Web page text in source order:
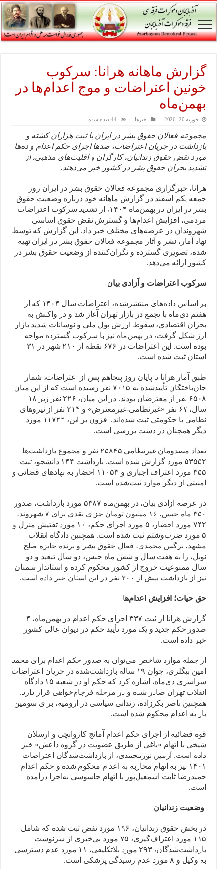
گزارش ماهانه هرانا: سرکوب
خونین اعتراضات و موج اعدام‌ها در
بهمن‌ماه
فوریه 20, 2026 خبرها 44 دیده شده
مجموعه فعالان حقوق بشر در ایران با ثبت هزاران کشته و
بازداشت در جریان اعتراضات، صدها اجرای حکم اعدام و ده‌ها
مورد نقض حقوق زندانیان، کارگران و اقلیت‌های مذهبی، از
تشدید بحران حقوق بشر در کشور خبر می‌دهند.
هرانا، خبرگزاری مجموعه فعالان حقوق بشر در ایران روز
جمعه یکم اسفند در گزارش ماهانه خود درباره وضعیت حقوق
بشر در ایران در بهمن‌ماه ۱۴۰۴، از تشدید سرکوب اعتراضات
مردمی، افزایش اعدام‌ها و گسترش نقض حقوق اساسی
شهروندان در عرصه‌های مختلف خبر داد. این گزارش که توسط
نهاد آمار، نشر و آثار مجموعه فعالان حقوق بشر در ایران تهیه
شده، تصویری گسترده و نگران‌کننده از وضعیت حقوق بشر در
کشور ارائه می‌دهد.
سرکوب اعتراضات و آزادی بیان
بر اساس داده‌های منتشرشده، اعتراضات سال ۱۴۰۴ که از
هفتم دی‌ماه با تجمع در بازار تهران آغاز شد و در واکنش به
بحران اقتصادی، سقوط ارزش پول ملی و نوسانات شدید بازار
ارز شکل گرفت، در بهمن‌ماه نیز با سرکوب گسترده مواجه
بوده است. این اعتراضات در ۶۷۶ نقطه از ۲۱۰ شهر در ۳۱
استان ثبت شده است.
طبق آمار هرانا تا پایان روز پنجاهم پس از اعتراضات، شمار
جان‌باختگان تأییدشده به ۷۰۱۵ نفر رسیده است که از این میان
۶۵۰۸ نفر از معترضان بودند. در این میان، ۲۲۶ نفر زیر ۱۸
سال، ۶۷ نفر «غیرنظامی-غیرمعترض» و ۲۱۴ نفر از نیروهای
نظامی یا حکومتی ثبت شده‌اند. افزون بر این، ۱۱۷۴۴ مورد
دیگر همچنان در دست بررسی است.
تعداد مصدومان غیرنظامی ۲۵۸۴۵ نفر و مجموع بازداشت‌ها
۵۳۵۵۲ مورد گزارش شده است. بازداشت ۱۴۴ دانشجو، ثبت
۳۵۵ مورد اعتراف اجباری و ۱۱۰۵۳ احضار به نهادهای قضائی و
امنیتی از دیگر موارد ثبت‌شده است.
در عرصه آزادی بیان، در بهمن‌ماه ۵۳۸۷ مورد بازداشت، صدور
۳۵۰ ماه حبس، ۱۶ میلیون تومان جزای نقدی برای ۷ شهروند،
۷۴۲ مورد احضار، ۵ مورد اجرای حکم، ۱۰ مورد تفتیش منزل و
۵ مورد ضرب‌وشتم ثبت شده است. همچنین دادگاه انقلاب
مشهد، نرگس محمدی، فعال حقوق بشر و برنده جایزه صلح
نوبل، را به هفت سال و شش ماه حبس، دو سال تبعید و دو
سال ممنوعیت خروج از کشور محکوم کرده و استاندار سمنان
نیز از بازداشت بیش از ۳۰۰ نفر در این استان خبر داده است.
حق حیات؛ افزایش اعدام‌ها
گزارش هرانا از ثبت ۳۳۷ اجرای حکم اعدام در بهمن‌ماه، ۴
صدور حکم جدید و یک مورد تأیید حکم در دیوان عالی کشور
خبر داده است.
از جمله موارد شاخص می‌توان به صدور حکم اعدام برای محمد
امین بیگلری، جوان ۱۹ ساله بازداشت‌شده در جریان اعتراضات
سراسری دی‌ماه، اشاره کرد که حکم او در شعبه ۱۵ دادگاه
انقلاب تهران صادر شده و در مرحله فرجام‌خواهی قرار دارد.
همچنین ناصر بکرزاده، زندانی سیاسی در ارومیه، برای سومین
بار به اعدام محکوم شده است.
قوه قضائیه از اجرای حکم اعدام آمانج کاروانچی و ارسلان
شیخی با اتهام «باغی از طریق عضویت در گروه داعش» خبر
داده است. آرمین نورمحمدی، از بازداشت‌شدگان اعتراضات
۱۴۰۱ نیز به اتهام محاربه به اعدام محکوم شده و حکم اعدام
حمیدرضا ثابت اسمعیل‌پور با اتهام جاسوسی به‌اجرا درآمده
است.
وضعیت زندانیان
در بخش حقوق زندانیان، ۱۹۶ مورد نقض ثبت شده که شامل
۱۱۵ مورد اعتراف‌گیری، ۷۵ مورد بی‌خبری از سرنوشت
بازداشت‌شدگان، ۲۹۳ مورد بلاتکلیفی، ۱۱ مورد عدم دسترسی
به وکیل و ۸ مورد عدم رسیدگی پزشکی است.